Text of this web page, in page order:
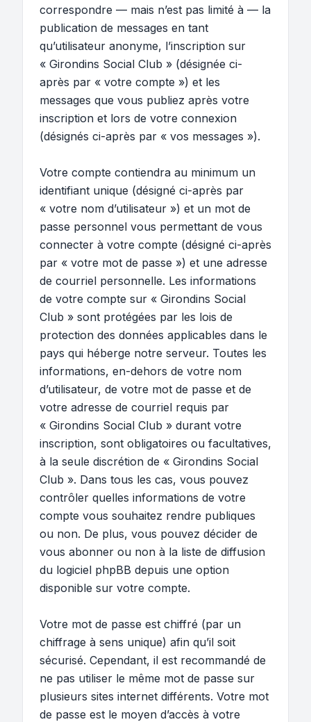
correspondre — mais n’est pas limité à — la
publication de messages en tant
qu’utilisateur anonyme, l’inscription sur
« Girondins Social Club » (désignée ci-
après par « votre compte ») et les
messages que vous publiez après votre
inscription et lors de votre connexion
(désignés ci-après par « vos messages »).
Votre compte contiendra au minimum un
identifiant unique (désigné ci-après par
« votre nom d’utilisateur ») et un mot de
passe personnel vous permettant de vous
connecter à votre compte (désigné ci-après
par « votre mot de passe ») et une adresse
de courriel personnelle. Les informations
de votre compte sur « Girondins Social
Club » sont protégées par les lois de
protection des données applicables dans le
pays qui héberge notre serveur. Toutes les
informations, en-dehors de votre nom
d’utilisateur, de votre mot de passe et de
votre adresse de courriel requis par
« Girondins Social Club » durant votre
inscription, sont obligatoires ou facultatives,
à la seule discrétion de « Girondins Social
Club ». Dans tous les cas, vous pouvez
contrôler quelles informations de votre
compte vous souhaitez rendre publiques
ou non. De plus, vous pouvez décider de
vous abonner ou non à la liste de diffusion
du logiciel phpBB depuis une option
disponible sur votre compte.
Votre mot de passe est chiffré (par un
chiffrage à sens unique) afin qu’il soit
sécurisé. Cependant, il est recommandé de
ne pas utiliser le même mot de passe sur
plusieurs sites internet différents. Votre mot
de passe est le moyen d’accès à votre